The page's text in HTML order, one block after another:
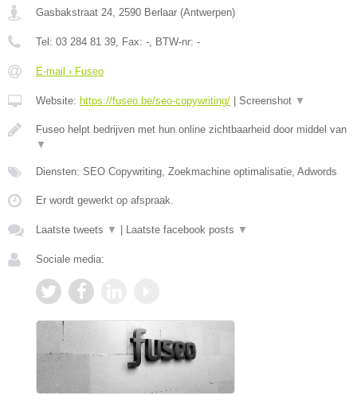
Gasbakstraat 24 2590 Berlaar (Antwerpen)
Tel: 03 284 81 39 , Fax: - , BTW-nr: -
E-mail › Fuseo
Website: https://fuseo.be/seo-copywriting/ Screenshot ▼
Fuseo helpt bedrijven met hun online zichtbaarheid door middel van
▼
Diensten: SEO Copywriting, Zoekmachine optimalisatie, Adwords
Er wordt gewerkt op afspraak.
Laatste tweets ▼ Laatste facebook posts ▼
Sociale media: